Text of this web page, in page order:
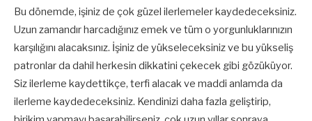
Bu dönemde, işiniz de çok güzel ilerlemeler kaydedeceksiniz.
Uzun zamandır harcadığınız emek ve tüm o yorgunluklarınızın
karşılığını alacaksınız. İşiniz de yükseleceksiniz ve bu yükseliş
patronlar da dahil herkesin dikkatini çekecek gibi gözüküyor.
Siz ilerleme kaydettikçe, terfi alacak ve maddi anlamda da
ilerleme kaydedeceksiniz. Kendinizi daha fazla geliştirip,